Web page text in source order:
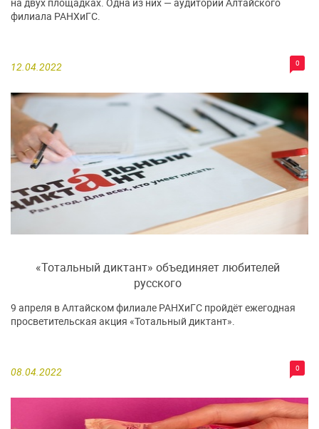
12.04.2022 0
филиала РАНХиГС.
«Тотальный диктант» объединяет любителей
русского
08.04.2022 0
9 апреля в Алтайском филиале РАНХиГС пройдёт ежегодная
просветительская акция «Тотальный диктант».